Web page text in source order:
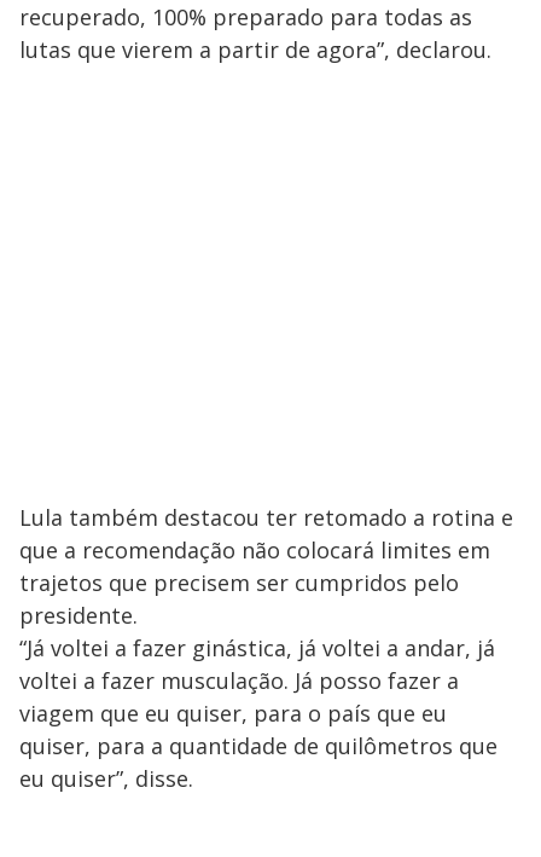
recuperado, 100% preparado para todas as
lutas que vierem a partir de agora”, declarou.
Lula também destacou ter retomado a rotina e
que a recomendação não colocará limites em
trajetos que precisem ser cumpridos pelo
presidente.
“Já voltei a fazer ginástica, já voltei a andar, já
voltei a fazer musculação. Já posso fazer a
viagem que eu quiser, para o país que eu
quiser, para a quantidade de quilômetros que
eu quiser”, disse.